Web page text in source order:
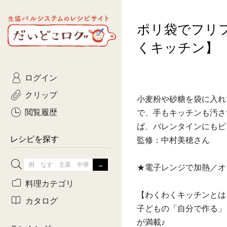
生協パルシステムのレシピ
サイト
だいどこログ
ポリ袋でフリ
くキッチン】
小麦粉や砂糖を袋に入
で、手もキッチンも汚
ば、バレンタインにも
監修：中村美穂さん
★電子レンジで加熱／
【わくわくキッチンと
子どもの「自分で作る
が満載♪
ログイン
クリップ
閲覧履歴
レシピを探す
ひとさ
3日分ご
3日分ご
がんば
有賀薫さんのスー
料理カテゴリ
主菜
おつまみ
カタログ
コトコト
ぷれーんぺいじ
乾物屋さん